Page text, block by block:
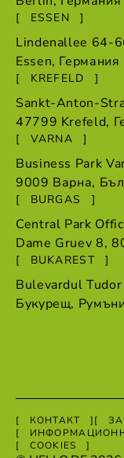
ESSEN
Lindenallee 64-
Essen, Германия
KREFELD
Sankt-Anton-
47799 Krefeld,
VARNA
Business Park
9009 Варна,
BURGAS
Central Park
Dame Gruev 8,
BUKAREST
Bulevardul
Букурещ,
КОНТАКТ
COOKIES